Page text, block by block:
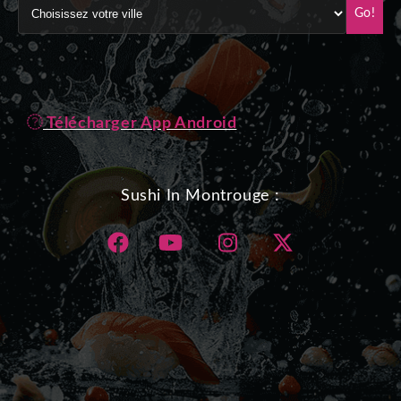
Go!
Télécharger App Android
Sushi In Montrouge :